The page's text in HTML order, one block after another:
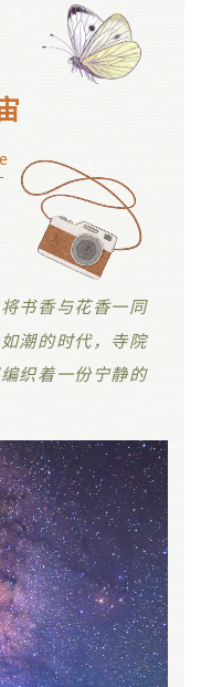
书香与花香一同
潮的时代，寺院
织着一份宁静的